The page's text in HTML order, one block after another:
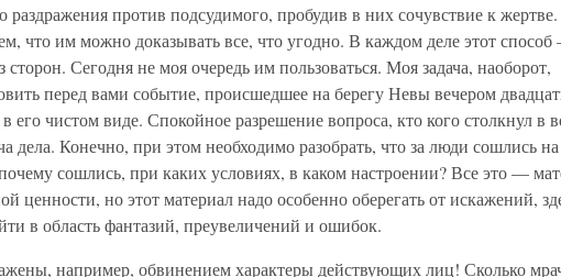
раздражения против подсудимого, пробудив в них сочувствие к
что им можно доказывать все, что угодно. В каждом деле этот
сторон. Сегодня не моя очередь им пользоваться. Моя задача, наоборот,
перед вами событие, происшедшее на берегу Невы вечером
в его чистом виде. Спокойное разрешение вопроса, кто кого столкнул в
дела. Конечно, при этом необходимо разобрать, что за люди сошлись на
сошлись, при каких условиях, в каком настроении? Все это —
ценности, но этот материал надо особенно оберегать от искажений,
в область фантазий, преувеличений и ошибок.
например, обвинением характеры действующих лиц! Сколько